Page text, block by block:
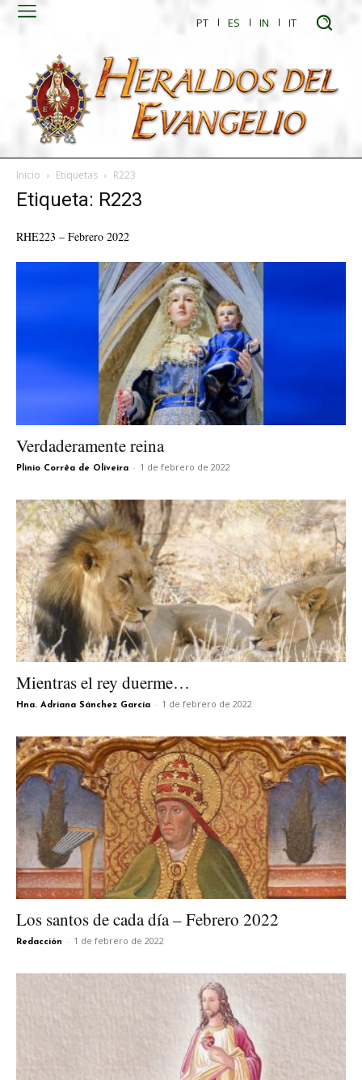
PT ES IN IT
Inicio Etiquetas R223
Etiqueta: R223
RHE223 – Febrero 2022
Verdaderamente reina
Plinio Corrêa de Oliveira - 1 de febrero de 2022
Mientras el rey duerme…
Hna. Adriana Sánchez García - 1 de febrero de 2022
Los santos de cada día – Febrero 2022
Redacción - 1 de febrero de 2022